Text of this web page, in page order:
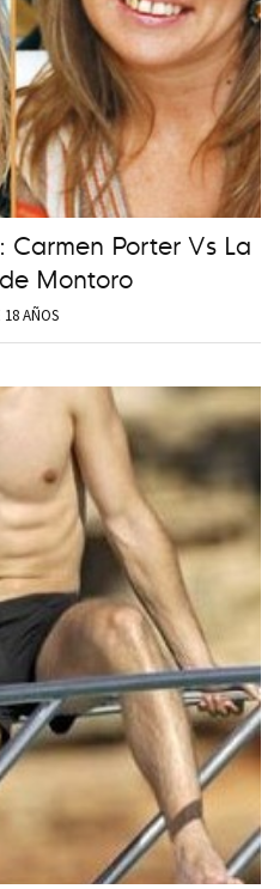
Porter Vs La
Montoro
18 AÑOS